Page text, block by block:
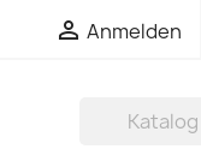
 Anmelden